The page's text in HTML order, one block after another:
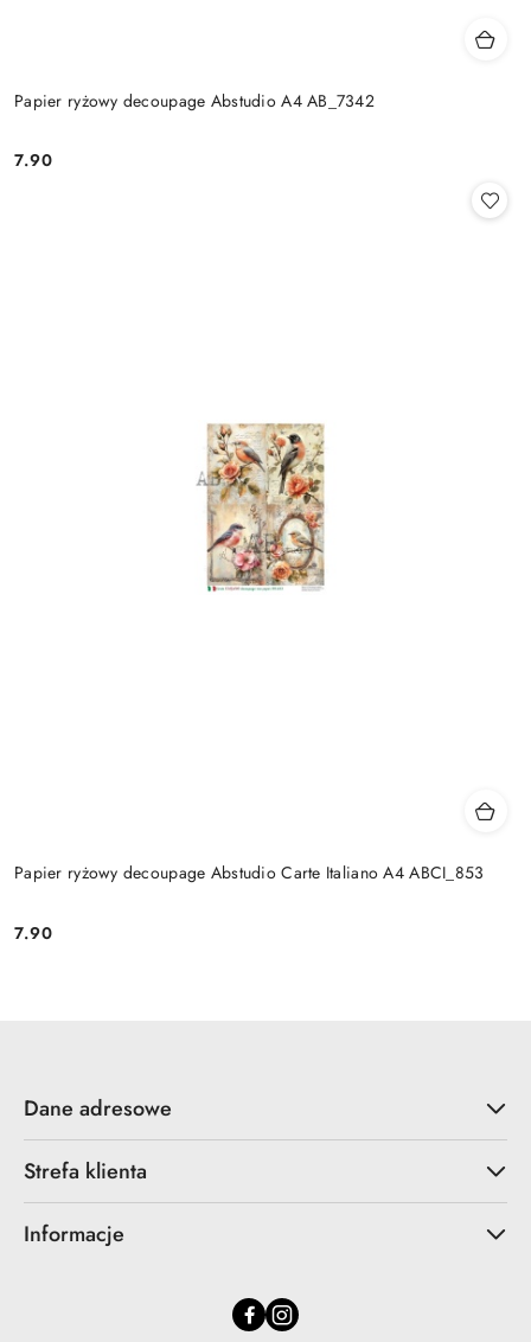
Papier ryżowy decoupage Abstudio A4 AB_7342
Cena:
7.90
Papier ryżowy decoupage Abstudio Carte Italiano A4 ABCI_853
Cena:
7.90
Dane adresowe
Strefa klienta
Informacje